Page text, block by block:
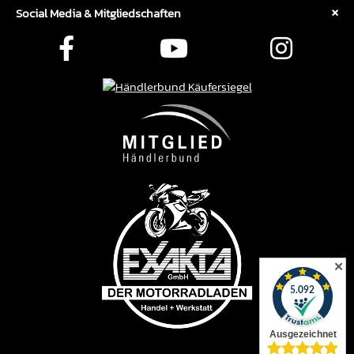
Social Media & Mitgliedschaften
✕